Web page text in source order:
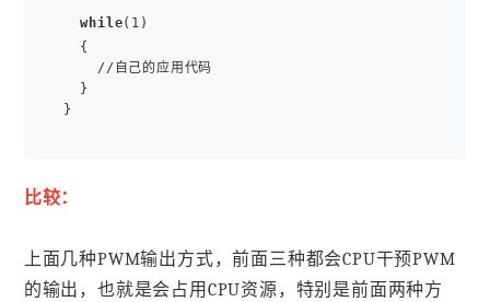
while(1)
{
//自己的应用代码
}
比较：
上面几种PWM输出方式，前面三种都会CPU干预PWM
的输出，也就是会占用CPU资源，特别是前面两种方